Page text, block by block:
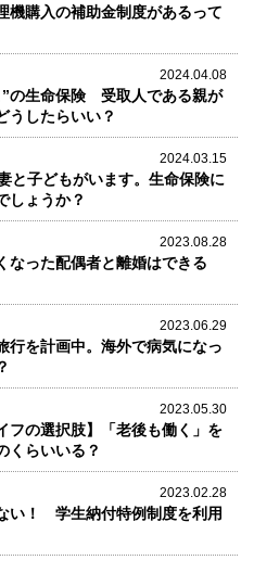
機購入の補助金制度があるって
2024.04.08
”の生命保険 受取人である親が
うしたらいい？
2024.03.15
と子どもがいます。生命保険に
しょうか？
2023.08.28
なった配偶者と離婚はできる
2023.06.29
行を計画中。海外で病気になっ
2023.05.30
フの選択肢】「老後も働く」を
くらいいる？
2023.02.28
い！ 学生納付特例制度を利用